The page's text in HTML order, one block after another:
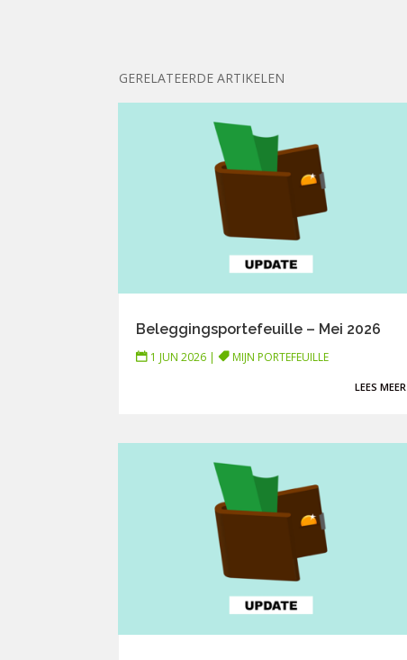
GERELATEERDE ARTIKELEN
Beleggingsportefeuille – Mei 2026
1 JUN 2026 | MIJN PORTEFEUILLE
LEES MEER